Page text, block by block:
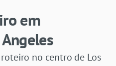
em
no centro de Los